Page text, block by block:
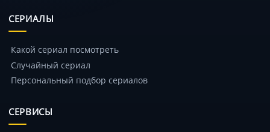
СЕРИАЛЫ
Какой сериал посмотреть
Случайный сериал
Персональный подбор сериалов
СЕРВИСЫ